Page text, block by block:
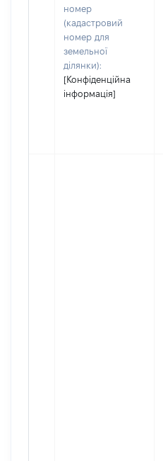
номер
(кадастровий
номер для
земельної
ділянки):
[Конфіденційна
інформація]